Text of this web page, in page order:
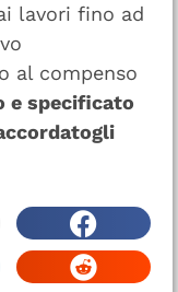
lavori fino ad
al compenso
e specificato